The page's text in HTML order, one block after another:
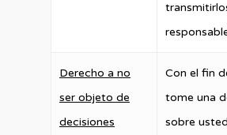
Derecho a no
ser objeto de
decisiones
Con el fin
tome una
sobre